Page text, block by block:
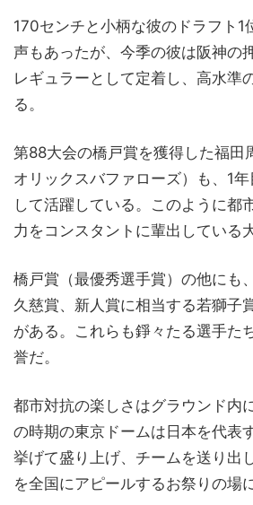
170センチと小柄な彼のドラフト1
声もあったが、今季の彼は阪神の
レギュラーとして定着し、高水準
る。
第88大会の橋戸賞を獲得した福
オリックスバファローズ）も、1
して活躍している。このように都
力をコンスタントに輩出している
橋戸賞（最優秀選手賞）の他にも
久慈賞、新人賞に相当する若獅子
がある。これらも錚々たる選手た
誉だ。
都市対抗の楽しさはグラウンド内
の時期の東京ドームは日本を代表
挙げて盛り上げ、チームを送り出
を全国にアピールするお祭りの場